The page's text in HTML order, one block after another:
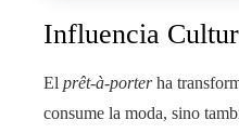
Influencia
El prêt-à-porterha
consume la moda, sino